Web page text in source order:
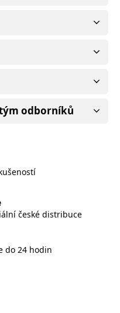
odborníků
české distribuce
do 24 hodin